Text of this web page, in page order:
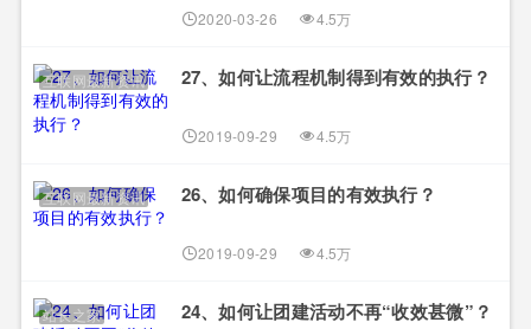
2020-03-26 4.5万
互联网最新资讯 27、如何让流程机制得到有效的执行？
2019-09-29 4.5万
互联网最新资讯 26、如何确保项目的有效执行？
2019-09-29 4.5万
站长之家 24、如何让团建活动不再“收效甚微”？